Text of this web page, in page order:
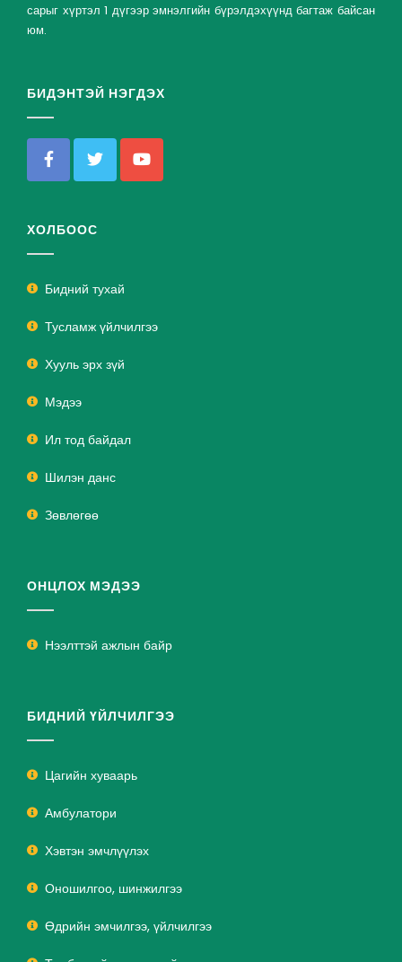
сарыг хүртэл 1 дүгээр эмнэлгийн бүрэлдэхүүнд багтаж байсан
юм.
БИДЭНТЭЙ НЭГДЭХ
ХОЛБООС
Бидний тухай
Тусламж үйлчилгээ
Хууль эрх зүй
Мэдээ
Ил тод байдал
Шилэн данс
Зөвлөгөө
ОНЦЛОХ МЭДЭЭ
Нээлттэй ажлын байр
БИДНИЙ ҮЙЛЧИЛГЭЭ
Цагийн хуваарь
Амбулатори
Хэвтэн эмчлүүлэх
Оношилгоо, шинжилгээ
Өдрийн эмчилгээ, үйлчилгээ